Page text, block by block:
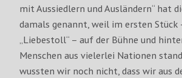
mit Aussiedlern und Ausländern“ hat
damals genannt, weil im ersten Stück
„Liebestoll“ – auf der Bühne und
Menschen aus vielerlei Nationen
wussten wir noch nicht, dass wir aus